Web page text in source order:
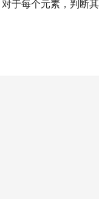
于每个元素，判断